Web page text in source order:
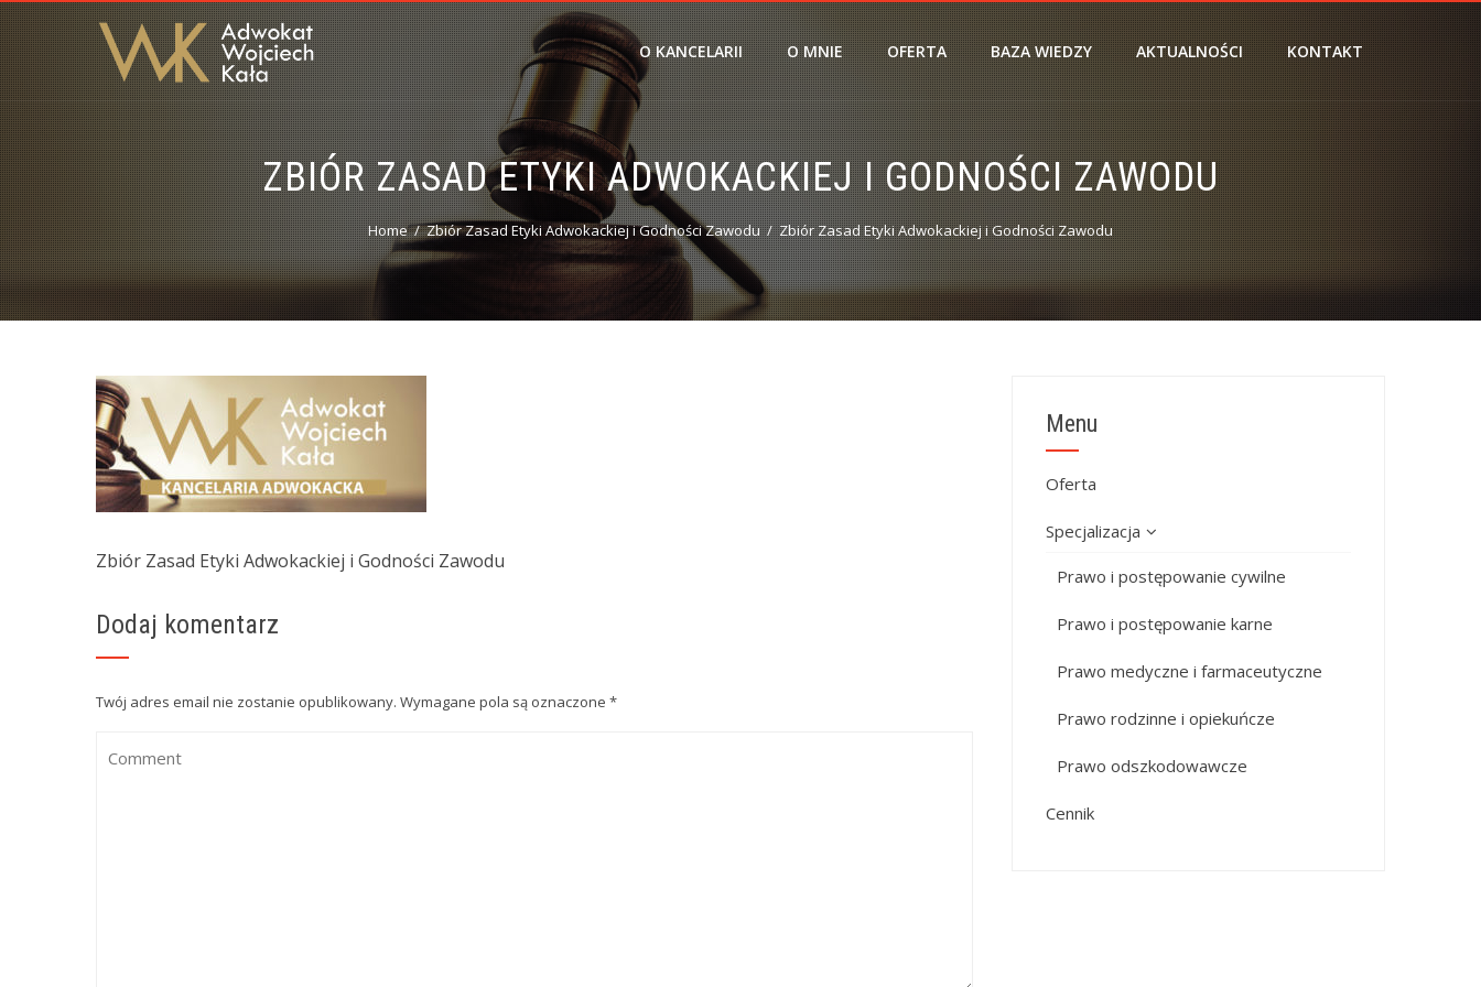
O KANCELARII O MNIE OFERTA BAZA WIEDZY AKTUALNOŚCI KONTAKT
ZBIÓR ZASAD ETYKI ADWOKACKIEJ I GODNOŚCI ZAWODU
Home Zbiór Zasad Etyki Adwokackiej i Godności Zawodu Zbiór Zasad Etyki Adwokackiej i Godności Zawodu
Zbiór Zasad Etyki Adwokackiej i Godności Zawodu
Dodaj komentarz
Twój adres email nie zostanie opublikowany. Wymagane pola są oznaczone *
Menu
Oferta
Specjalizacja
Prawo i postępowanie cywilne
Prawo i postępowanie karne
Prawo medyczne i farmaceutyczne
Prawo rodzinne i opiekuńcze
Prawo odszkodowawcze
Cennik